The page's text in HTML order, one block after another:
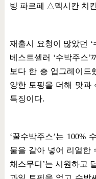
빙 파르페
△멕시칸 치
재출시 요청이 많았던 ‘
베스트셀러 ‘수박주스’
보다 한 층 업그레이드
양한 토핑을 더해 맛과
특징이다.
‘꿀수박주스’는 100%
물을 갈아 넣어 리얼한
채스무디 ’는 시원하고